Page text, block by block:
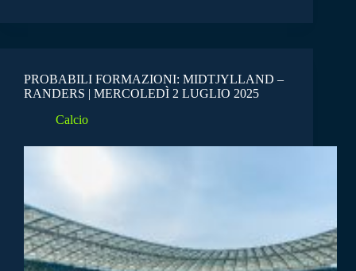
PROBABILI FORMAZIONI: MIDTJYLLAND –
RANDERS | MERCOLEDÌ 2 LUGLIO 2025
Calcio